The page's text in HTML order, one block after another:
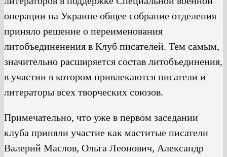
операции на Украине общее собрание отделения
приняло решение о переименования
литобъединенения в Клуб писателей. Тем самым,
значительно расширяется состав литобъединения,
в участии в котором привлекаются писатели и
литераторы всех творческих союзов.
Примечательно, что уже в первом заседании
клуба приняли участие как маститые писатели
Валерий Маслов, Ольга Леонович, Александр